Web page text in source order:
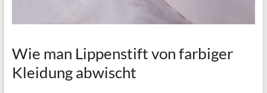
Wie man Lippenstift von farbiger
Kleidung abwischt